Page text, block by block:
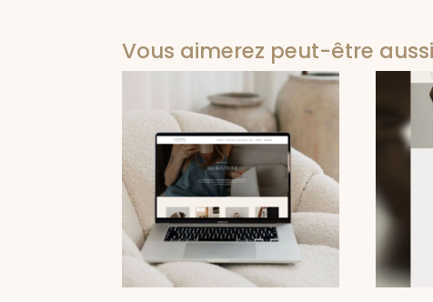
Vous aimerez peut-être